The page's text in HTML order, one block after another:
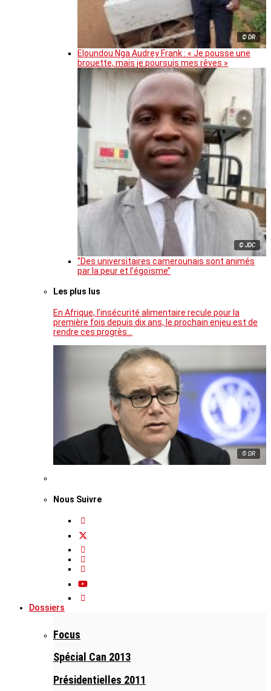
© DR
Eloundou Nga Audrey Frank : « Je pousse une
brouette, mais je poursuis mes rêves »
© JDC
‘’Des universitaires camerounais sont animés
par la peur et l’égoïsme’’
Les plus lus
En Afrique, l’insécurité alimentaire recule pour la
première fois depuis dix ans, le prochain enjeu est de
rendre ces progrès…
© DR
Nous Suivre
Dossiers
Focus
Spécial Can 2013
Présidentielles 2011